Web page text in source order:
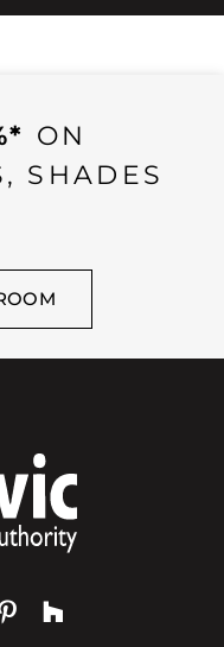
ON
SHADES